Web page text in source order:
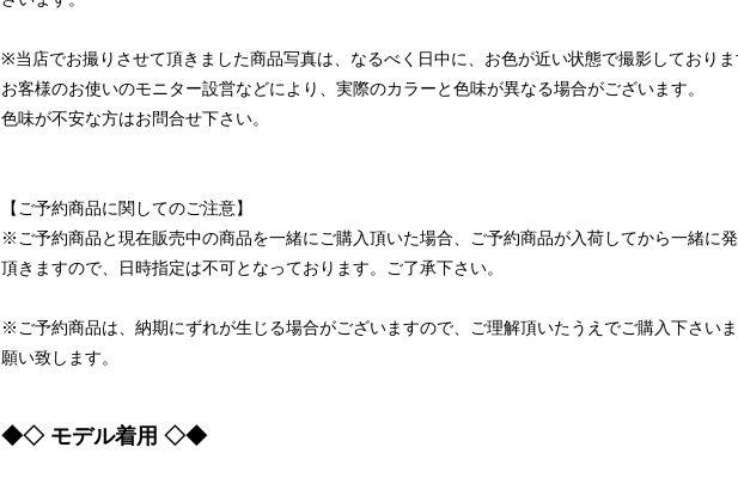
※当店でお撮りさせて頂きました商品写真は、なるべく日中に、お色が近い状態で撮影しておりま
お客様のお使いのモニター設営などにより、実際のカラーと色味が異なる場合がございます。
色味が不安な方はお問合せ下さい。
【ご予約商品に関してのご注意】
※ご予約商品と現在販売中の商品を一緒にご購入頂いた場合、ご予約商品が入荷してから一緒に
頂きますので、日時指定は不可となっております。ご了承下さい。
※ご予約商品は、納期にずれが生じる場合がございますので、ご理解頂いたうえでご購入下さい
願い致します。
◆◇ モデル着用 ◇◆